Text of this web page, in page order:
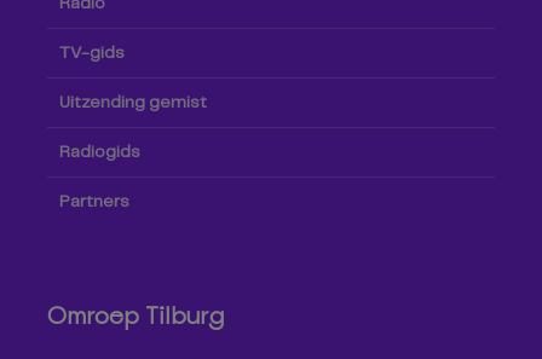
Radio
TV-gids
Uitzending gemist
Radiogids
Partners
Omroep Tilburg